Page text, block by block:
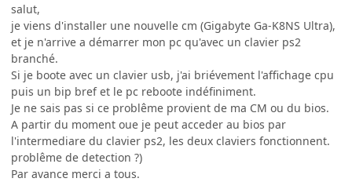
salut,
je viens d'installer une nouvelle cm (Gigabyte Ga-K8NS Ultra),
et je n'arrive a démarrer mon pc qu'avec un clavier ps2
branché.
Si je boote avec un clavier usb, j'ai briévement l'affichage cpu
puis un bip bref et le pc reboote indéfiniment.
Je ne sais pas si ce problême provient de ma CM ou du bios.
A partir du moment oue je peut acceder au bios par
l'intermediare du clavier ps2, les deux claviers fonctionnent.
problême de detection ?)
Par avance merci a tous.